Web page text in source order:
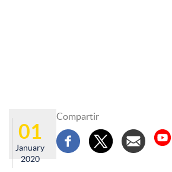
01
January
2020
Compartir